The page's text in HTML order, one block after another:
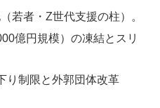
若者・Z世代支援の柱）。
億円規模）の凍結とスリ
り制限と外郭団体改革